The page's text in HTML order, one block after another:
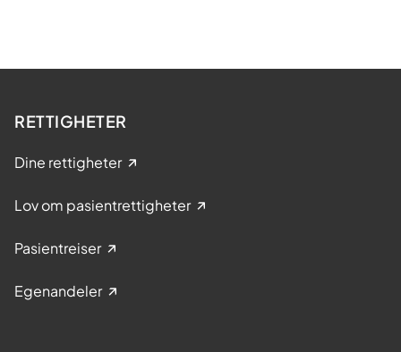
RETTIGHETER
Dine rettigheter
Lov om pasientrettigheter
Pasientreiser
Egenandeler